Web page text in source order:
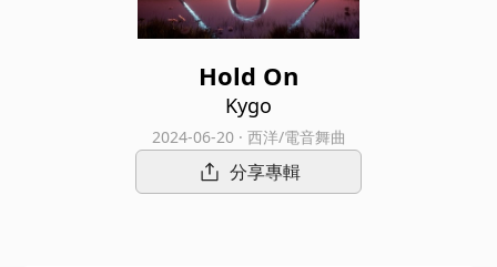
Hold On
Kygo
2024-06-20 · 西洋/電音舞曲
分享專輯